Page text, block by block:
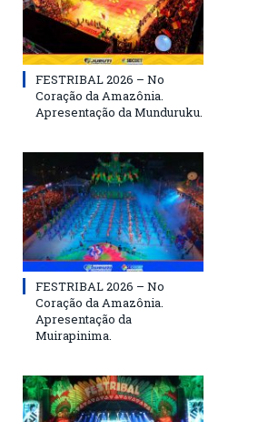
FESTRIBAL 2026 – No
Coração da Amazônia.
Apresentação da Munduruku.
FESTRIBAL 2026 – No
Coração da Amazônia.
Apresentação da
Muirapinima.